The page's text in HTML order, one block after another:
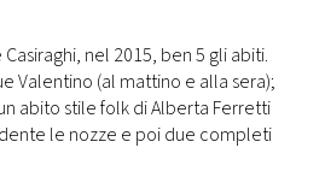
nel 2015, ben 5 gli abiti.
Valentino (al mattino e alla sera);
abito stile folk di Alberta Ferretti
le nozze e poi due completi